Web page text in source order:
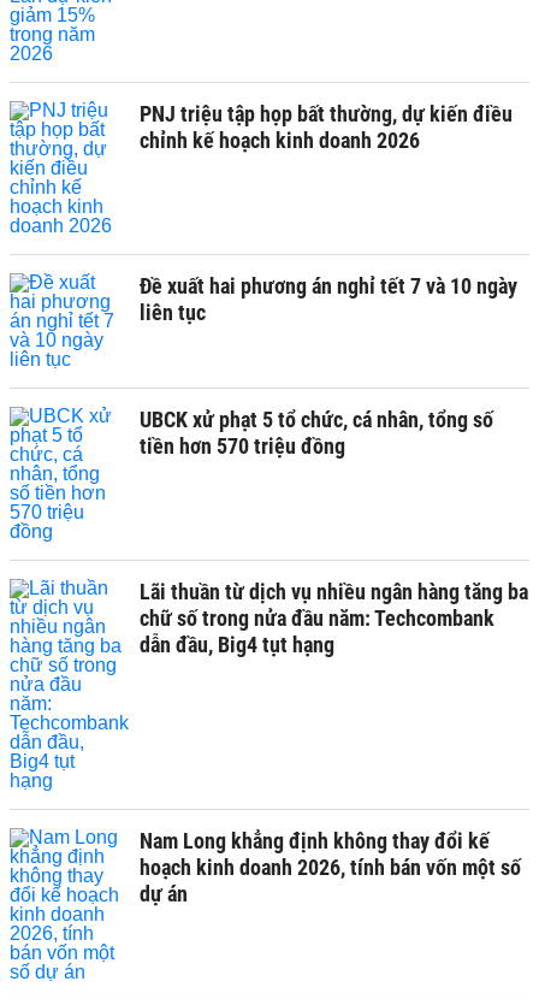
PNJ triệu tập họp bất thường, dự kiến điều
chỉnh kế hoạch kinh doanh 2026
Đề xuất hai phương án nghỉ tết 7 và 10 ngày
liên tục
UBCK xử phạt 5 tổ chức, cá nhân, tổng số
tiền hơn 570 triệu đồng
Lãi thuần từ dịch vụ nhiều ngân hàng tăng ba
chữ số trong nửa đầu năm: Techcombank
dẫn đầu, Big4 tụt hạng
Nam Long khẳng định không thay đổi kế
hoạch kinh doanh 2026, tính bán vốn một số
dự án